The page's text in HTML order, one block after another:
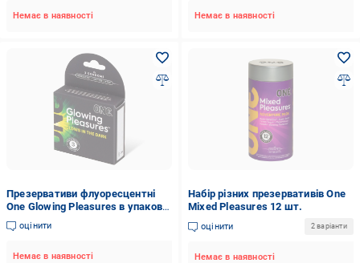
Немає в наявності Немає в наявності
Презервативи флуоресцентні
One Glowing Pleasures в упаковці
3 шт.
оцінити
Немає в наявності
Набір різних презервативів One
Mixed Pleasures 12 шт.
оцінити 2 варіанти
Немає в наявності